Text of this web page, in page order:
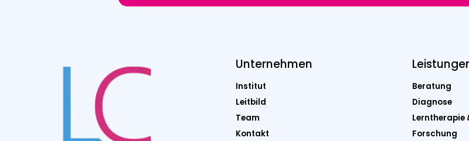
Unternehmen
Institut
Leitbild
Team
Kontakt
Beratung
Diagnose
Lerntherapie
Forschung